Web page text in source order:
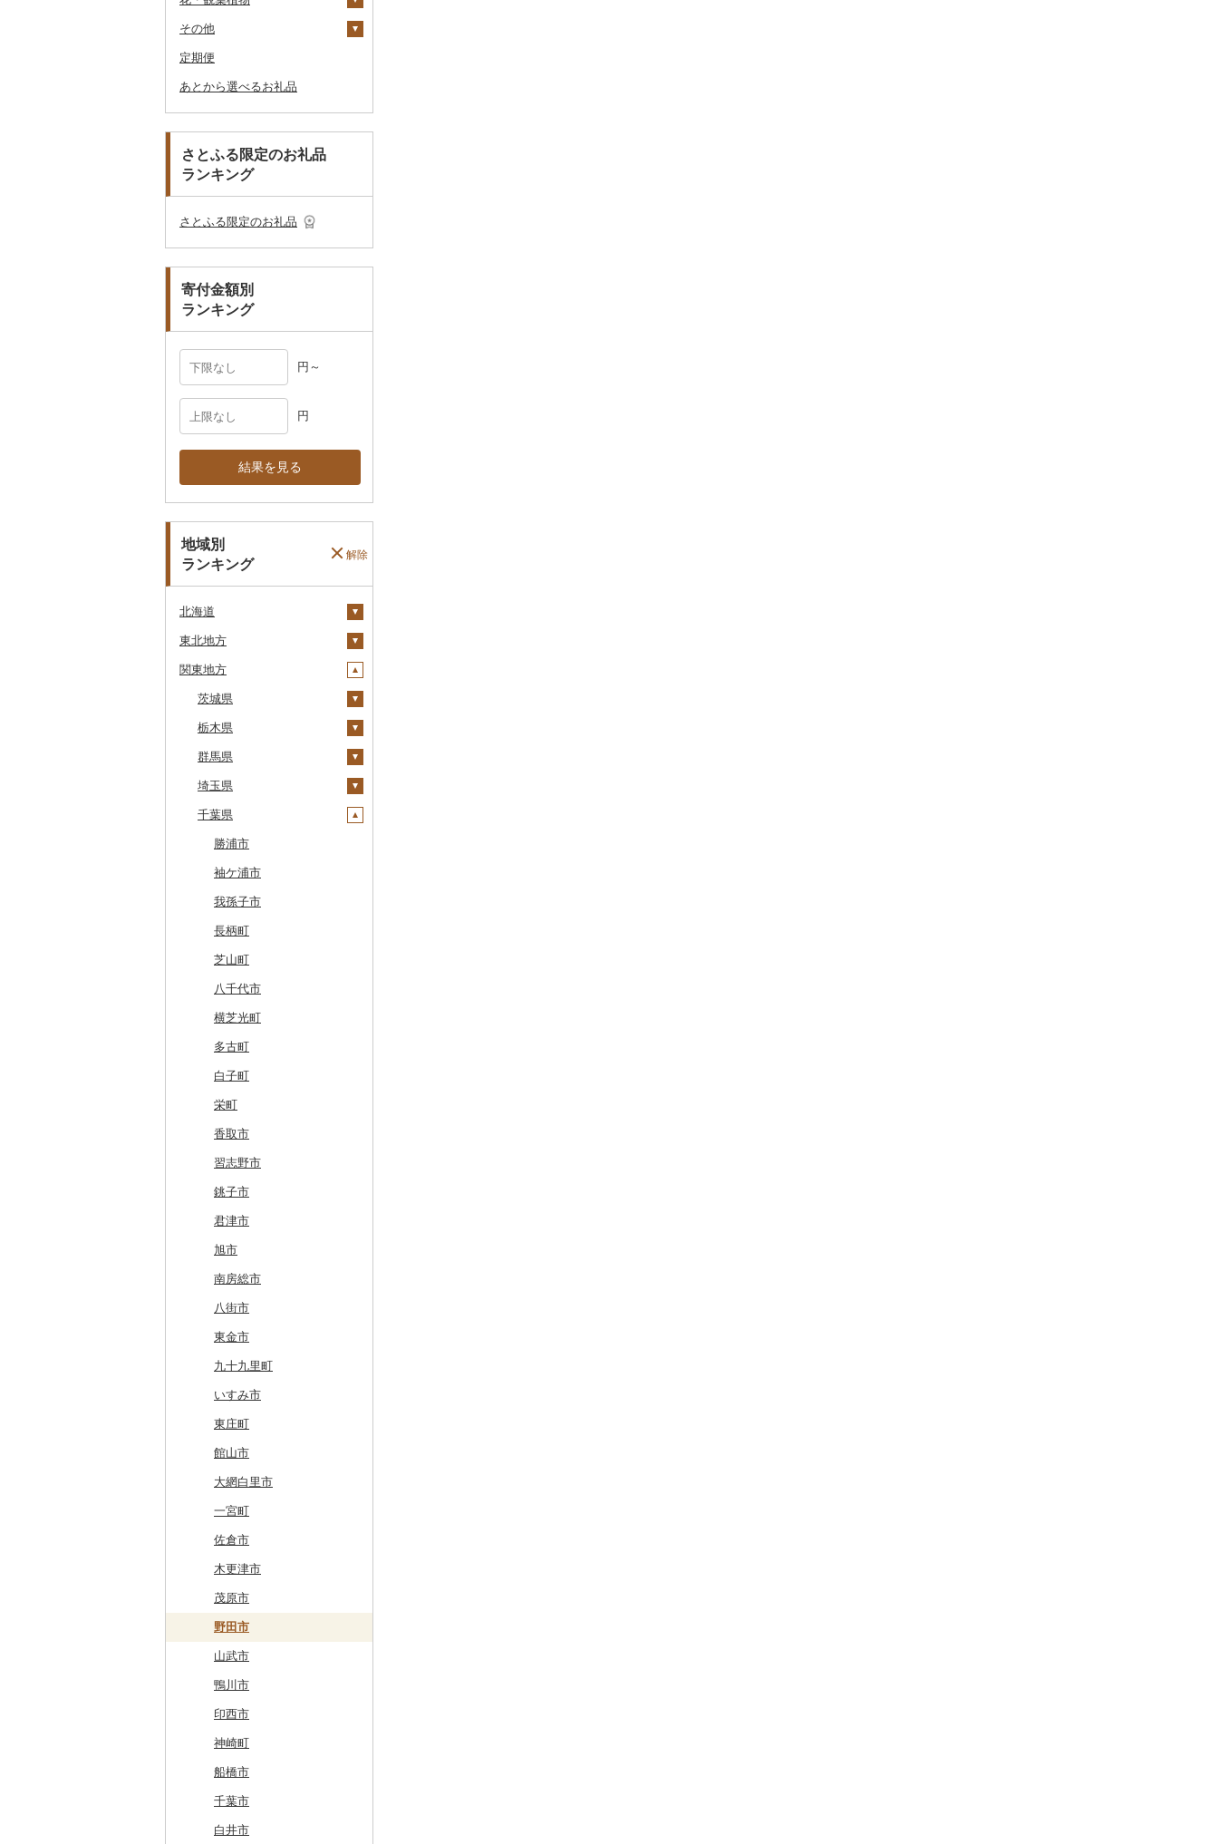
ごま油
その他調味料
ケチャップ
こしょう
その他調味料
その他家電
券
GDOふるさとゴルフ
プレークーポン
その他のゴルフプレー
花火大会チケット
カタログギフト
タオルケット
ノート・ファイル
その他文房具
グラス・カップ
箸
スプーン・フォーク・
ナイフ
皿・椀
その他食器
キッチン用品
フライパン
鍋
まな板
土鍋
日用品
洗剤
トイレットペーパー
ティッシュ
その他日用品
楽器・器材
本・CD・DVD
おもちゃ・ぬいぐるみ
ご当地キャラクター
ペット用品
その他雑貨
その他ゴルフ
その他スポーツ
その他スポーツ
その他スキンケア
入浴剤
アロマ
プロテイン
その他美容
ツケース
その他鞄・バッグ
女性・レディース
子供・ベビー
その他洋服
和服
靴・履物
靴・シューズ
スリッパ・下駄・草履
その他靴・履物
アクセサリー
ペンダント・ネックレ
ス
ピアス・イヤリング
その他アクセサリー
その他服飾小物
ショール・ストール
マフラー・手袋
本場奄美大島紬
陶器・漆器
唐津焼
備前焼
美濃焼
村上木彫堆朱
その他装飾品・工芸品
数珠
工芸品
播州そろばん
美濃和紙
観葉植物・苗木
花
胡蝶蘭
造花・プリザーブドフ
ラワー
その他花
盆栽・その他
その他
地域サービス
その他
定期便
あとから選べるお礼品
さとふる限定のお礼品
ランキング
さとふる限定のお礼品
寄付金額別
ランキング
円～
円
結果を見る
地域別
ランキング
解除
北海道
安平町
八雲町
鹿部町
江差町
白老町
せたな町
旭川市
森町
稚内市
標津町
清里町
北斗市
留萌市
白糠町
釧路町
名寄市
美唄市
厚岸町
南富良野町
上富良野町
和寒町
紋別市
乙部町
根室市
三笠市
東川町
厚真町
奥尻町
網走市
浦河町
広尾町
中札内村
滝川市
比布町
鶴居村
釧路市
苫前町
当別町
占冠村
上士幌町
平取町
七飯町
東北地方
青森県
十和田市
大鰐町
南部町
五戸町
藤崎町
六ヶ所村
東北町
三戸町
東通村
黒石市
おいらせ町
鶴田町
階上町
深浦町
青森市
田子町
新郷村
横浜町
野辺地町
佐井村
六戸町
五所川原市
平川市
蓬田村
中泊町
外ヶ浜町
つがる市
弘前市
鰺ヶ沢町
むつ市
田舎館村
青森県（県庁）
三沢市
西目屋村
岩手県
宮古市
軽米町
岩手町
矢巾町
釜石市
野田村
普代村
一戸町
陸前高田市
紫波町
滝沢市
住田町
葛巻町
花巻市
岩泉町
田野畑村
盛岡市
遠野市
奥州市
雫石町
岩手県（県庁）
一関市
久慈市
西和賀町
北上市
平泉町
洋野町
大船渡市
山田町
大槌町
宮城県
柴田町
色麻町
丸森町
大衡村
加美町
利府町
白石市
登米市
山元町
名取市
川崎町
村田町
栗原市
富谷市
岩沼市
七ヶ宿町
大崎市
塩竈市
石巻市
多賀城市
宮城県（県庁）
亘理町
蔵王町
女川町
気仙沼市
美里町
松島町
大和町
大郷町
南三陸町
仙台市
大河原町
角田市
涌谷町
東松島市
秋田県
大潟村
横手市
能代市
小坂町
仙北市
井川町
潟上市
三種町
藤里町
湯沢市
大館市
由利本荘市
にかほ市
羽後町
秋田県（県庁）
秋田市
男鹿市
美郷町
東成瀬村
五城目町
北秋田市
八峰町
鹿角市
大仙市
八郎潟町
山形県
村山市
尾花沢市
上山市
河北町
酒田市
新庄市
長井市
小国町
南陽市
中山町
庄内町
大石田町
川西町
鶴岡市
山形県（県庁）
金山町
東根市
飯豊町
鮭川村
大蔵村
山辺町
戸沢村
舟形町
最上町
真室川町
寒河江市
西川町
高畠町
山形市
三川町
大江町
米沢市
福島県
天栄村
広野町
鏡石町
須賀川市
小野町
棚倉町
古殿町
昭和村
下郷町
西郷村
二本松市
猪苗代町
川俣町
郡山市
西会津町
玉川村
いわき市
南会津町
田村市
磐梯町
三春町
本宮市
柳津町
鮫川村
福島市
新地町
葛尾村
三島町
桑折町
矢吹町
国見町
檜枝岐村
喜多方市
南相馬市
会津若松市
関東地方
茨城県
土浦市
取手市
つくば市
稲敷市
潮来市
五霞町
北茨城市
境町
かすみがうら市
牛久市
常陸太田市
つくばみらい市
下妻市
茨城町
神栖市
常総市
東海村
美浦村
大洗町
河内町
ひたちなか市
龍ケ崎市
守谷市
常陸大宮市
笠間市
行方市
結城市
城里町
水戸市
鉾田市
桜川市
石岡市
茨城県（県庁）
坂東市
小美玉市
日立市
大子町
鹿嶋市
阿見町
栃木県
那須塩原市
市貝町
塩谷町
上三川町
佐野市
真岡市
高根沢町
大田原市
栃木市
日光市
小山市
宇都宮市
栃木県（県庁）
那珂川町
茂木町
那須烏山市
矢板市
さくら市
足利市
那須町
鹿沼市
下野市
益子町
芳賀町
野木町
群馬県
榛東村
下仁田町
玉村町
安中市
川場村
昭和村
甘楽町
明和町
沼田市
桐生市
吉岡町
太田市
高山村
みどり市
千代田町
みなかみ町
片品村
富岡市
館林市
伊勢崎市
東吾妻町
前橋市
藤岡市
邑楽町
板倉町
嬬恋村
草津町
高崎市
群馬県（県庁）
大泉町
長野原町
中之条町
埼玉県
春日部市
蕨市
戸田市
毛呂山町
久喜市
ふじみ野市
川島町
上里町
川口市
飯能市
長瀞町
羽生市
小鹿野町
坂戸市
鳩山町
埼玉県（県庁）
神川町
東秩父村
横瀬町
三芳町
幸手市
日高市
蓮田市
川越市
宮代町
吉見町
東松山市
入間市
志木市
北本市
桶川市
加須市
三郷市
八潮市
越生町
さいたま市
千葉県
勝浦市
袖ケ浦市
我孫子市
長柄町
芝山町
八千代市
横芝光町
多古町
白子町
栄町
香取市
習志野市
銚子市
君津市
旭市
南房総市
八街市
東金市
九十九里町
いすみ市
東庄町
館山市
大網白里市
一宮町
佐倉市
木更津市
茂原市
野田市
山武市
鴨川市
印西市
神崎町
船橋市
千葉市
白井市